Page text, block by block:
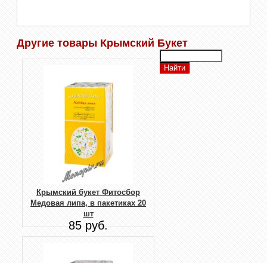
Другие товары Крымский Букет
Крымский букет Фитосбор
Медовая липа, в пакетиках 20
шт
85 руб.